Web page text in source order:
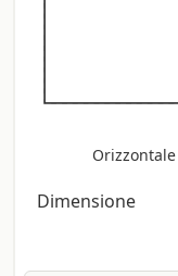
Orizzontale
Dimensione